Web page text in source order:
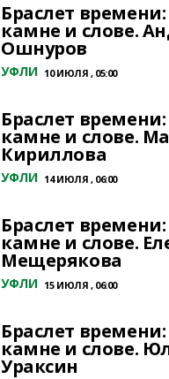
Браслет
камне и слове.
Ошнуров
УФЛИ 10 ИЮЛЯ , 05:00
Браслет
камне и слове.
Кириллова
УФЛИ 14 ИЮЛЯ , 06:00
Браслет
камне и слове.
Мещерякова
УФЛИ 15 ИЮЛЯ , 06:00
Браслет
камне и слове.
Ураксин